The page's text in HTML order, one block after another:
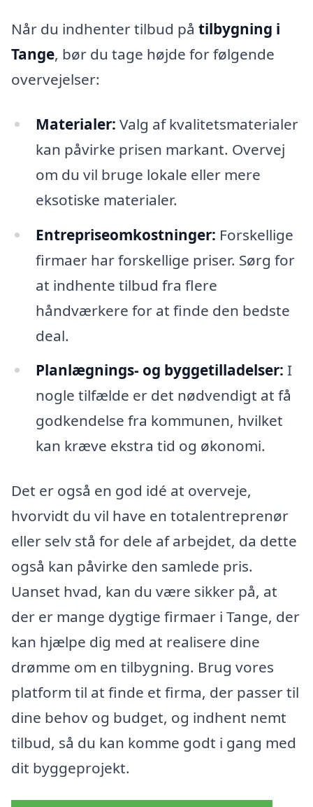
Når du indhenter tilbud på tilbygning i
Tange, bør du tage højde for følgende
overvejelser:
Materialer: Valg af kvalitetsmaterialer
kan påvirke prisen markant. Overvej
om du vil bruge lokale eller mere
eksotiske materialer.
Entrepriseomkostninger: Forskellige
firmaer har forskellige priser. Sørg for
at indhente tilbud fra flere
håndværkere for at finde den bedste
deal.
Planlægnings- og byggetilladelser: I
nogle tilfælde er det nødvendigt at få
godkendelse fra kommunen, hvilket
kan kræve ekstra tid og økonomi.
Det er også en god idé at overveje,
hvorvidt du vil have en totalentreprenør
eller selv stå for dele af arbejdet, da dette
også kan påvirke den samlede pris.
Uanset hvad, kan du være sikker på, at
der er mange dygtige firmaer i Tange, der
kan hjælpe dig med at realisere dine
drømme om en tilbygning. Brug vores
platform til at finde et firma, der passer til
dine behov og budget, og indhent nemt
tilbud, så du kan komme godt i gang med
dit byggeprojekt.